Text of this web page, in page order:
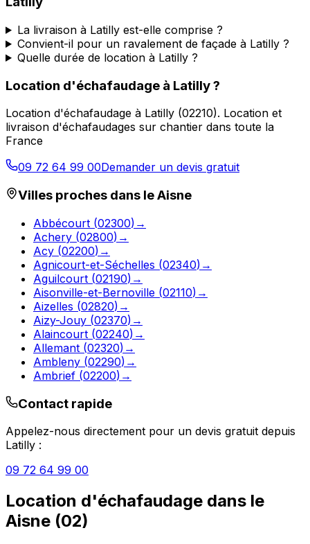
La livraison à Latilly est-elle comprise ?
Convient-il pour un ravalement de façade à Latilly ?
Quelle durée de location à Latilly ?
Location d'échafaudage à Latilly?
Location d'échafaudage à Latilly (02210). Location et
livraison d'échafaudages sur chantier dans toute la
France
09 72 64 99 00Demander un devis gratuit
Villes proches dans leAisne
Abbécourt (02300) →
Achery (02800) →
Acy (02200) →
Agnicourt-et-Séchelles (02340) →
Aguilcourt (02190) →
Aisonville-et-Bernoville (02110) →
Aizelles (02820) →
Aizy-Jouy (02370) →
Alaincourt (02240) →
Allemant (02320) →
Ambleny (02290) →
Ambrief (02200) →
Contact rapide
Appelez-nous directement pour un devis gratuit depuis
Latilly :
09 72 64 99 00
Location d'échafaudage dans le
Aisne (02)